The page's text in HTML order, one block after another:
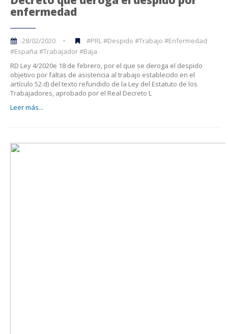
enfermedad
28/02/2020
#PRL #Despido #Trabajo #Enfermedad
#España #Trabajador #Baja
RD Ley 4/2020e 18 de febrero, por el que se deroga el despido
objetivo por faltas de asistencia al trabajo establecido en el
artículo 52.d) del texto refundido de la Ley del Estatuto de los
Trabajadores, aprobado por el Real Decreto L
Leer más...